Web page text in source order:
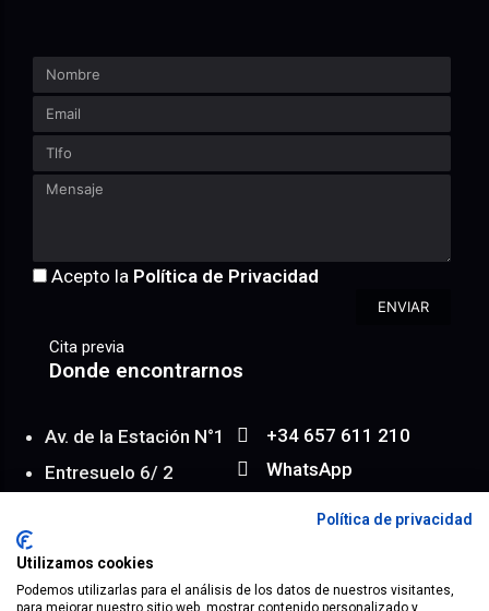
Acepto la Política de Privacidad
ENVIAR
Cita previa
Donde encontrarnos
Av. de la Estación N°1
Entresuelo 6/ 2
+34 657 611 210
WhatsApp
Política de privacidad
Utilizamos cookies
Podemos utilizarlas para el análisis de los datos de nuestros visitantes,
para mejorar nuestro sitio web, mostrar contenido personalizado y